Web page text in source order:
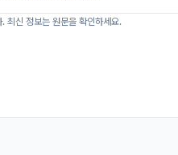
최신 정보는 원문을 확인하세요.